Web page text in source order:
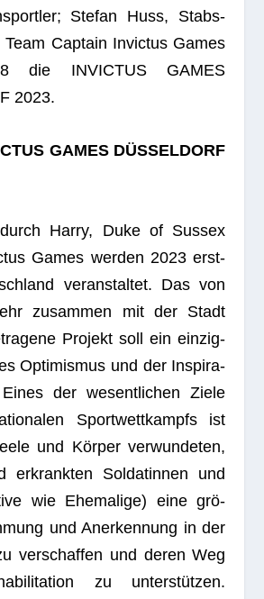
Ste­fan Huss, Stabs­
Cap­tain Invic­tus Games
die INVICTUS GAMES
2023.
GAMES DÜSSELDORF
Harry, Duke of Sus­sex
Games wer­den 2023 erst­
ver­an­stal­tet. Das von
zusam­men mit der Stadt
Pro­jekt soll ein ein­zig­
Opti­mis­mus und der Inspi­ra­
der wesent­li­chen Ziele
Sport­wett­kampfs ist
und Kör­per ver­wun­de­ten,
erkrank­ten Sol­da­tin­nen und
wie Ehe­ma­lige) eine grö­
und Aner­ken­nung in der
ver­schaf­fen und deren Weg
zu unter­stüt­zen.